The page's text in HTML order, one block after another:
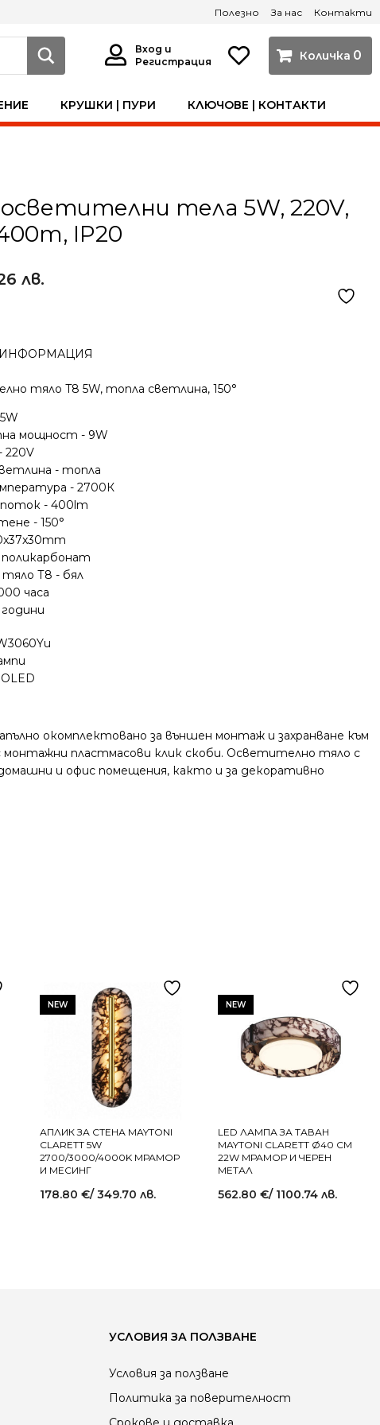
КРУШКИ | ПУРИ КЛЮЧОВЕ | КОНТАКТИ
0
Вход и
Регистрация
Полезно За нас Контакти
осветителни тела 5W, 220V,
IP20
лв.
ИНФОРМАЦИЯ
тяло T8 5W, топла светлина, 150°
мощност - 9W
220V
- топла
- 2700К
- 400lm
- 150°
Т8 - бял
часа
години
окомплектовано за външен монтаж и захранване към
монтажни пластмасови клик скоби. Осветително тяло с
и офис помещения, както и за декоративно
NEW
АПЛИК ЗА СТЕНА MAYTONI
CLARETT 5W
2700/3000/4000K МРАМОР
И МЕСИНГ
178.80 €/ 349.70 лв.
NEW
LED ЛАМПА ЗА ТАВАН
MAYTONI CLARETT Ø40 СМ
22W МРАМОР И ЧЕРЕН
МЕТАЛ
562.80 €/ 1100.74 лв.
УСЛОВИЯ ЗА ПОЛЗВАНЕ
Условия за ползване
Политика за поверителност